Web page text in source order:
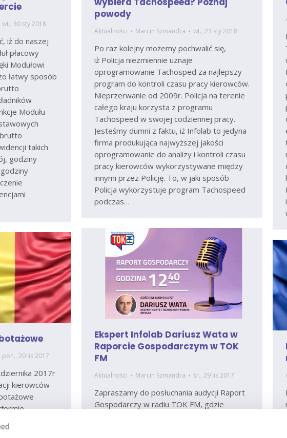
wt., 30 sty 2018
iż do naszej
płacowy
Modułowi
łatwy sposób
Modułu
takich
godziny
powody
Aktualności Marcin Szmandra wt., 23 sty 2018
Po raz kolejny możemy pochwalić się,
iż Policja niezmiennie uznaje
oprogramowanie Tachosped za najlepszy
program do kontroli czasu pracy kierowców.
Nieprzerwanie od 2009r. Policja na terenie
całego kraju korzysta z programu
Tachospeed w swojej codziennej pracy.
Jesteśmy dumni z faktu, iż Infolab to jedyna
firma produkująca najwyższej jakości
oprogramowanie do analizy i kontroli czasu
pracy kierowców wykorzystywane między
innymi przez Policję. To, w jaki sposób
Policja wykorzystuje program Tachospeed
podczas…
Ekspert Infolab Dariusz Wata w
Raporcie Gospodarczym w TOK
FM
Aktualności Marcin Szmandra śr., 29 lis 2017
Zapraszamy do posłuchania audycji Raport
Gospodarczy w radiu TOK FM, gdzie
pon., 20 lis 2017
2017r
kierowców
również